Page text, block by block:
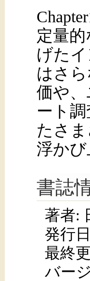
定量
げた
はさ
価や
ート
たさ
浮か
書誌
著者:
発行
最終
バー